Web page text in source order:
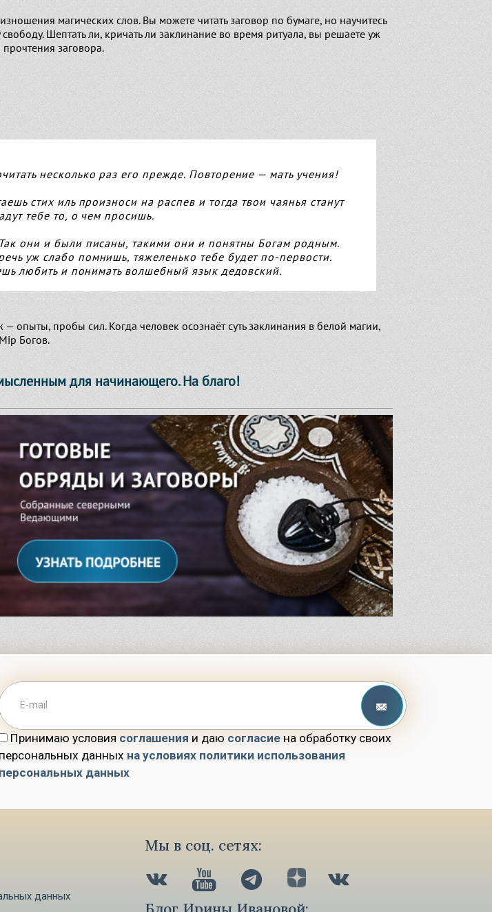
магических слов. Вы можете читать заговор по бумаге, но научитесь
Шептать ли, кричать ли заклинание во время ритуала, вы решаете уж
заговора.
несколько раз его прежде. Повторение — мать учения!
стих иль произноси на распев и тогда твои чаянья станут
тебе то, о чем просишь.
они и были писаны, такими они и понятны Богам родным.
уж слабо помнишь, тяжеленько тебе будет по-первости.
любить и понимать волшебный язык дедовский.
пробы сил. Когда человек осознаёт суть заклинания в белой магии,
Богов.
для начинающего. На благо!
Принимаю условия соглашения и даю согласиена обработку своих
персональных данных на условиях политики использования
персональных данных
данных
Мы в соц. сетях: